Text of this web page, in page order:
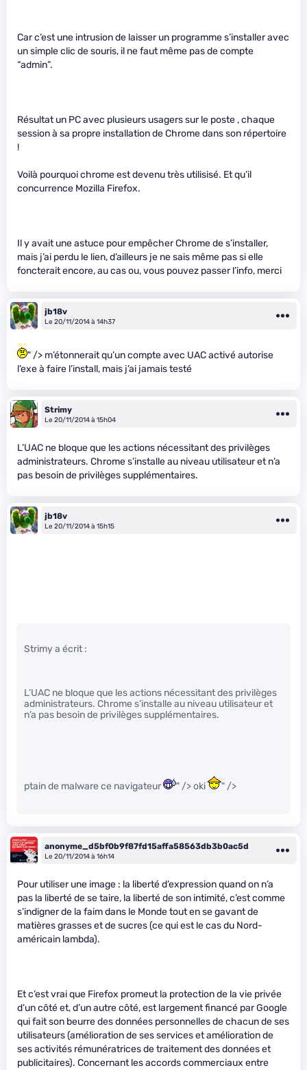
Car c’est une intrusion de laisser un programme s’installer avec
un simple clic de souris, il ne faut même pas de compte
“admin”.
Résultat un PC avec plusieurs usagers sur le poste , chaque
session à sa propre installation de Chrome dans son répertoire
!
Voilà pourquoi chrome est devenu très utilisisé. Et qu’il
concurrence Mozilla Firefox.
Il y avait une astuce pour empêcher Chrome de s’installer,
mais j’ai perdu le lien, d’ailleurs je ne sais même pas si elle
foncterait encore, au cas ou, vous pouvez passer l’info, merci
jb18v
Le 20/11/2014 à 14h37
" /> m’étonnerait qu’un compte avec UAC activé autorise
l’exe à faire l’install, mais j’ai jamais testé
Strimy
Le 20/11/2014 à 15h04
L’UAC ne bloque que les actions nécessitant des privilèges
administrateurs. Chrome s’installe au niveau utilisateur et n’a
pas besoin de privilèges supplémentaires.
jb18v
Le 20/11/2014 à 15h15
Strimy a écrit :
L’UAC ne bloque que les actions nécessitant des privilèges
administrateurs. Chrome s’installe au niveau utilisateur et
n’a pas besoin de privilèges supplémentaires.
ptain de malware ce navigateur " /> oki " />
anonyme_d5bf0b9f87fd15affa58563db3b0ac5d
Le 20/11/2014 à 16h14
Pour utiliser une image : la liberté d’expression quand on n’a
pas la liberté de se taire, la liberté de son intimité, c’est comme
s’indigner de la faim dans le Monde tout en se gavant de
matières grasses et de sucres (ce qui est le cas du Nord-
américain lambda).
Et c’est vrai que Firefox promeut la protection de la vie privée
d’un côté et, d’un autre côté, est largement financé par Google
qui fait son beurre des données personnelles de chacun de ses
utilisateurs (amélioration de ses services et amélioration de
ses activités rémunératrices de traitement des données et
publicitaires). Concernant les accords commerciaux entre